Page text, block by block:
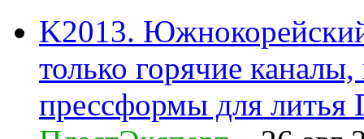
K2013.
только горячие
прессформы для